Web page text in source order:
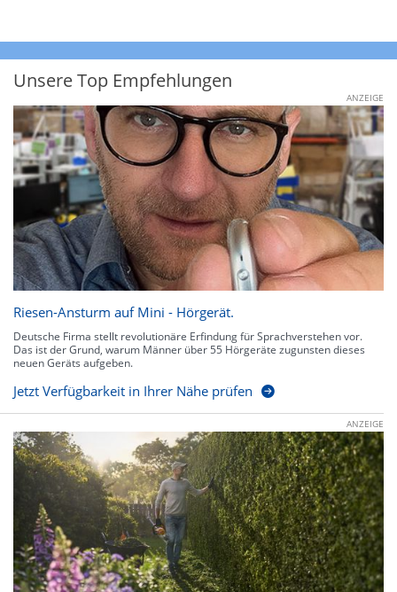
Unsere Top Empfehlungen
ANZEIGE
Riesen-Ansturm auf Mini - Hörgerät.
Deutsche Firma stellt revolutionäre Erfindung für Sprachverstehen vor.
Das ist der Grund, warum Männer über 55 Hörgeräte zugunsten dieses
neuen Geräts aufgeben.
Jetzt Verfügbarkeit in Ihrer Nähe prüfen
ANZEIGE